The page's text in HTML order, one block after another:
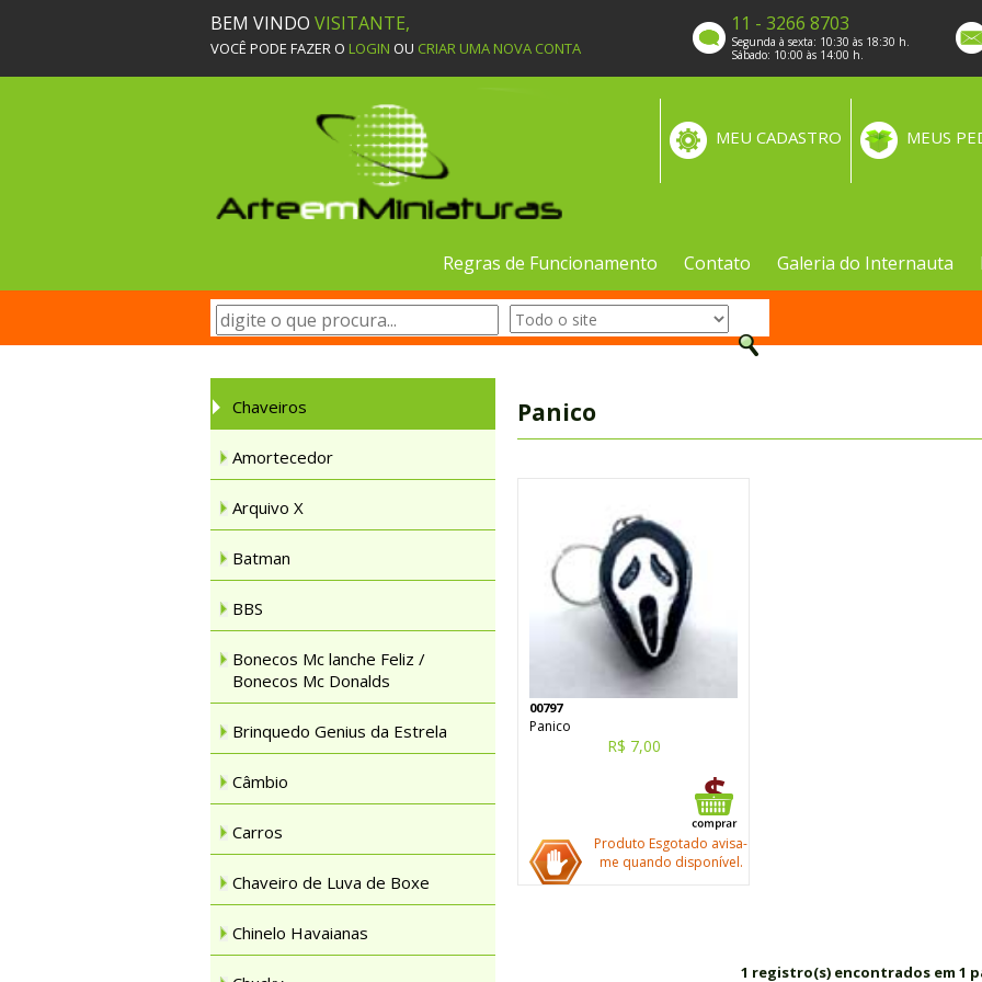
BEM VINDO VISITANTE,
VOCÊ PODE FAZER O LOGIN OU CRIAR UMA NOVA CONTA
11 - 3266 8703
Segunda à sexta: 10:30 às 18:30 h.
Sábado: 10:00 às 14:00 h.
MEUS
MEU CADASTRO
Regras de Funcionamento Contato Galeria do Internauta
Chaveiros
Amortecedor
Arquivo X
Batman
BBS
Bonecos Mc lanche Feliz /
Bonecos Mc Donalds
Brinquedo Genius da Estrela
Câmbio
Carros
Chaveiro de Luva de Boxe
Chinelo Havaianas
Panico
00797
Panico
R$ 7,00
Produto Esgotado avisa-
me quando disponível.
1 registro(s) encontrados em 1